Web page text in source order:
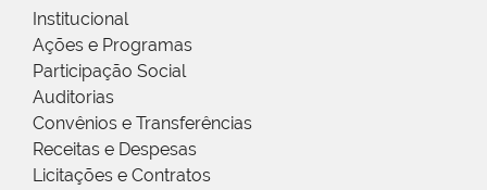
Institucional
Ações e Programas
Participação Social
Auditorias
Convênios e Transferências
Receitas e Despesas
Licitações e Contratos